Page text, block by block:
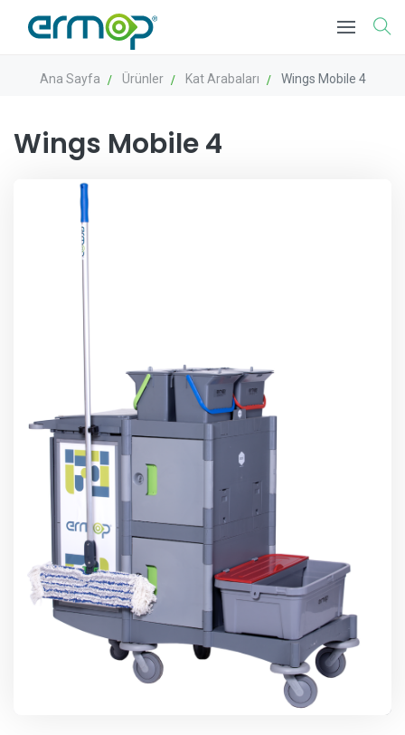
Ana Sayfa Ürünler Kat Arabaları Wings Mobile 4
Wings Mobile 4